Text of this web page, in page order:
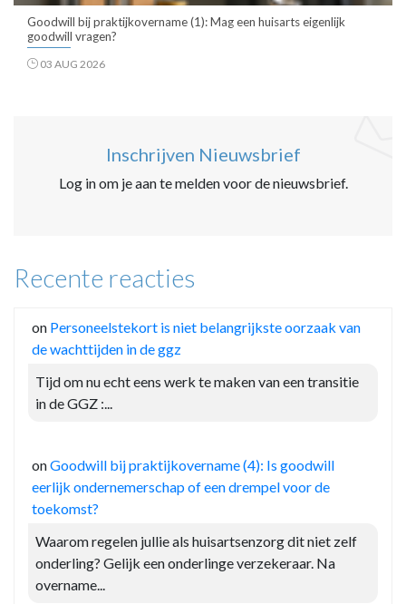
Goodwill bij praktijkovername (1): Mag een huisarts eigenlijk
goodwill vragen?
03 AUG 2026
Inschrijven Nieuwsbrief
Log in om je aan te melden voor de nieuwsbrief.
Recente reacties
on Personeelstekort is niet belangrijkste oorzaak van
de wachttijden in de ggz
Tijd om nu echt eens werk te maken van een transitie
in de GGZ :...
onGoodwill bij praktijkovername (4): Is goodwill
eerlijk ondernemerschap of een drempel voor de
toekomst?
Waarom regelen jullie als huisartsenzorg dit niet zelf
onderling? Gelijk een onderlinge verzekeraar. Na
overname...